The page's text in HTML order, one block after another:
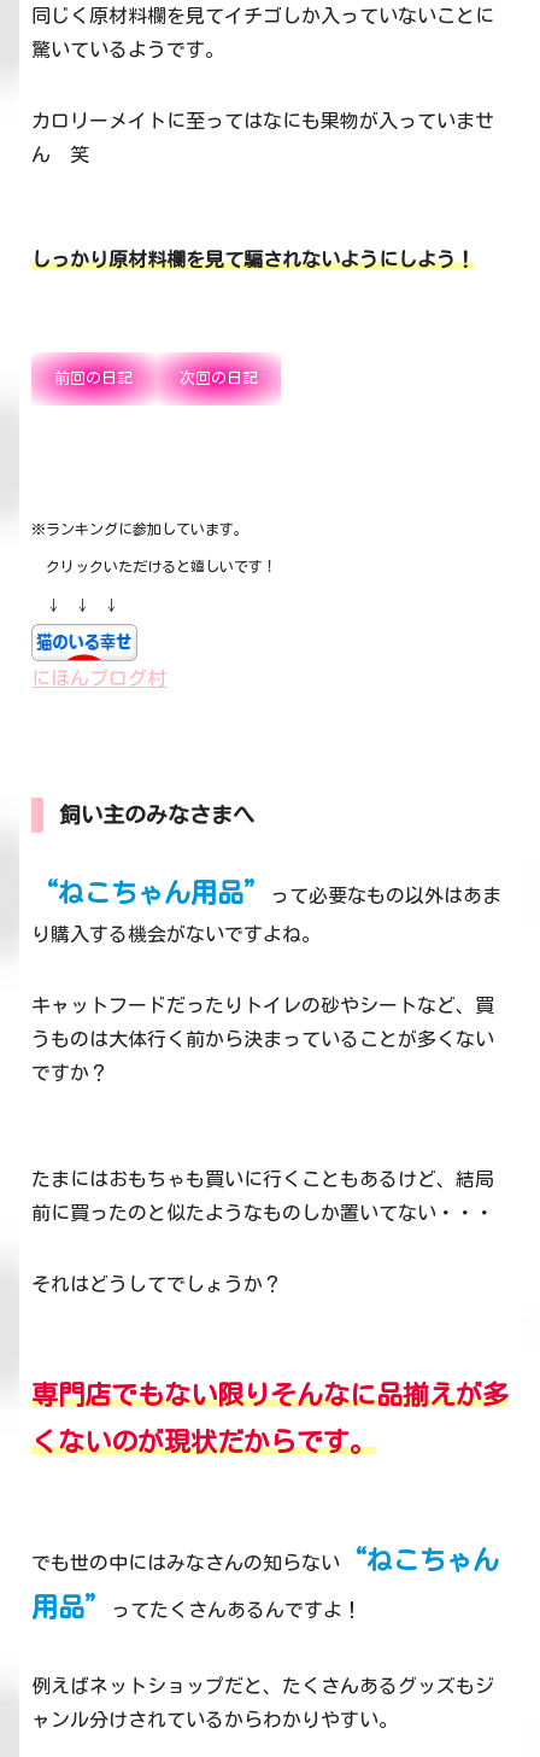
同じく原材料欄を見てイチゴしか入っていないことに
驚いているようです。
カロリーメイトに至ってはなにも果物が入っていませ
ん 笑
しっかり原材料欄を見て騙されないようにしよう！
前回の日記 次回の日記
※ランキングに参加しています。
クリックいただけると嬉しいです！
↓ ↓ ↓
にほんブログ村
飼い主のみなさまへ
“ねこちゃん用品”
って必要なもの以外はあま
り購入する機会がないですよね。
キャットフードだったりトイレの砂やシートなど、買
うものは大体行く前から決まっていることが多くない
ですか？
たまにはおもちゃも買いに行くこともあるけど、結局
前に買ったのと似たようなものしか置いてない・・・
それはどうしてでしょうか？
専門店でもない限りそんなに品揃えが多
くないのが現状だからです。
でも世の中にはみなさんの知らない
“ねこちゃん
用品”
ってたくさんあるんですよ！
例えばネットショップだと、たくさんあるグッズもジ
ャンル分けされているからわかりやすい。